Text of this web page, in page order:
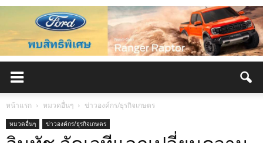
หน้าแรก หมวดอื่นๆ ข่าวองค์กร/ธุรกิจเกษตร
หมวดอื่นๆ ข่าวองค์กร/ธุรกิจเกษตร